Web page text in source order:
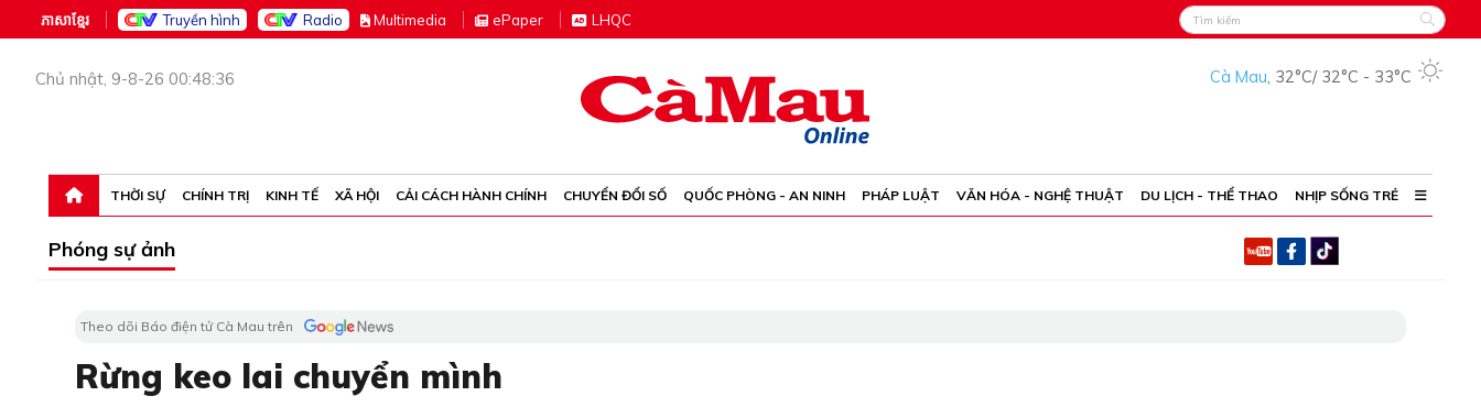
ភាសាខ្មែរ Truyền hình Radio Multimedia ePaper LHQC
Chủ nhật, 9-8-26 00:48:36 Cà Mau, 32°C/ 32°C - 33°C
THỜI SỰ CHÍNH TRỊ KINH TẾ XÃ HỘI CẢI CÁCH HÀNH CHÍNH CHUYỂN ĐỔI SỐ QUỐC PHÒNG - AN NINH PHÁP LUẬT VĂN HÓA - NGHỆ THUẬT DU LỊCH - THỂ THAO NHỊP SỐNG TRẺ
Phóng sự ảnh
Theo dõi Báo điện tử Cà Mau trên
Rừng keo lai chuyển mình